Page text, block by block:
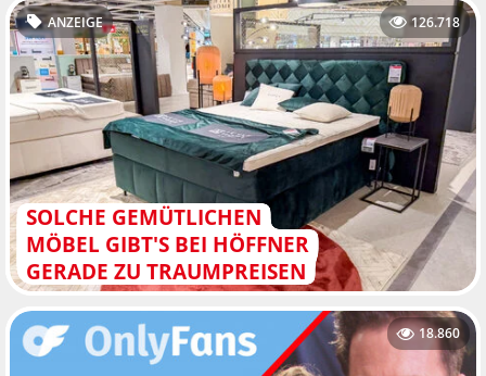
SOLCHE GEMÜTLICHEN
MÖBEL GIBT'S BEI HÖFFNER
GERADE ZU TRAUMPREISEN
ANZEIGE 126.718
18.860